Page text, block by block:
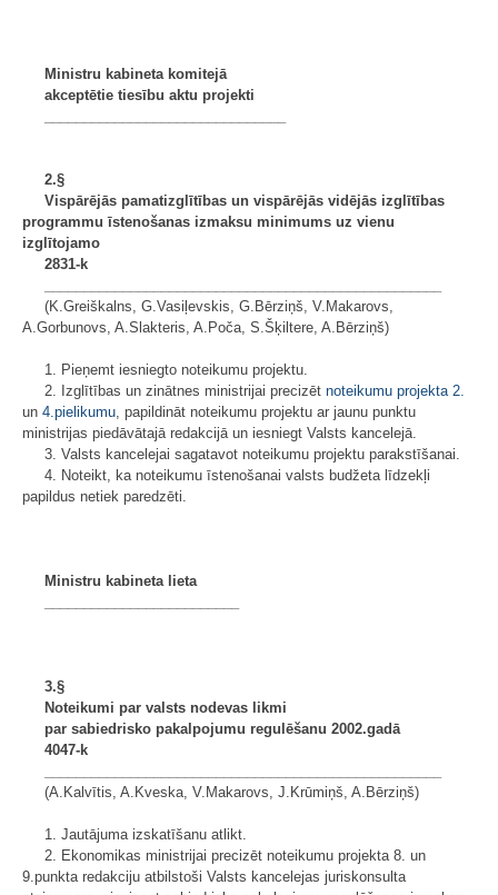
Ministru kabineta komitejā
akceptētie tiesību aktu projekti
2.§
Vispārējās pamatizglītības un vispārējās vidējās izglītības
programmu īstenošanas izmaksu minimums uz vienu
izglītojamo
2831-k
(K.Greiškalns, G.Vasiļevskis, G.Bērziņš, V.Makarovs,
A.Gorbunovs, A.Slakteris, A.Poča, S.Šķiltere, A.Bērziņš)
1. Pieņemt iesniegto noteikumu projektu.
2. Izglītības un zinātnes ministrijai precizēt noteikumu projekta 2.
un 4.pielikumu, papildināt noteikumu projektu ar jaunu punktu
ministrijas piedāvātajā redakcijā un iesniegt Valsts kancelejā.
3. Valsts kancelejai sagatavot noteikumu projektu parakstīšanai.
4. Noteikt, ka noteikumu īstenošanai valsts budžeta līdzekļi
papildus netiek paredzēti.
Ministru kabineta lieta
3.§
Noteikumi par valsts nodevas likmi
par sabiedrisko pakalpojumu regulēšanu 2002.gadā
4047-k
(A.Kalvītis, A.Kveska, V.Makarovs, J.Krūmiņš, A.Bērziņš)
1. Jautājuma izskatīšanu atlikt.
2. Ekonomikas ministrijai precizēt noteikumu projekta 8. un
9.punkta redakciju atbilstoši Valsts kancelejas juriskonsulta